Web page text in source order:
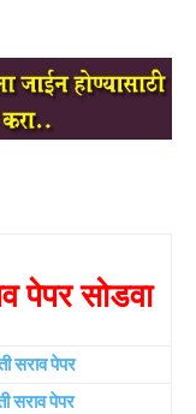
पेपर सोडवा
सराव पेपर
सराव पेपर